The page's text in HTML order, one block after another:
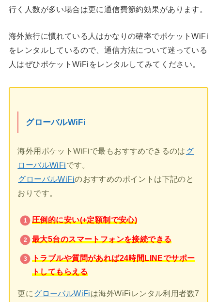
行く人数が多い場合は更に通信費節約効果があります。
海外旅行に慣れている人はかなりの確率でポケットWiFi
をレンタルしているので、通信方法について迷っている
人はぜひポケットWiFiをレンタルしてみてください。
グローバルWiFi
海外用ポケットWiFiで最もおすすめできるのは グ
ローバルWiFiです。
グローバルWiFiのおすすめのポイントは下記のと
おりです。
圧倒的に安い(+定額制で安心)
最大5台のスマートフォンを接続できる
トラブルや質問があれば24時間LINEでサポー
トしてもらえる
更に グローバルWiFiは海外WiFiレンタル利用者数7